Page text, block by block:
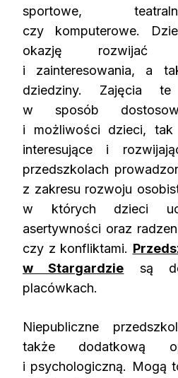
sportowe,
czy komputerowe.
okazję rozwijać
i zainteresowania, a
dziedziny. Zajęcia
w sposób
i możliwości dzieci,
interesujące i
przedszkolach
z zakresu rozwoju
w których dzieci
asertywności oraz
czy z konfliktami.
w Stargardzie są
placówkach.
Niepubliczne
także dodatkową
i psychologiczną. Mogą